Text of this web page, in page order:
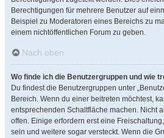
Berechtigungen für mehrere Benutzer auf
Beispiel zu Moderatoren eines Bereichs zu
einem nichtöffentlichen Forum zu geben.
Nach oben
Wo finde ich die Benutzergruppen und wie
Du findest die Benutzergruppen unter
Bereich. Wenn du einer beitreten möchtest,
entsprechenden Schaltfläche machen. Nicht
offen. Einige erfordern erst eine
sein und weitere sogar versteckt. Wenn die